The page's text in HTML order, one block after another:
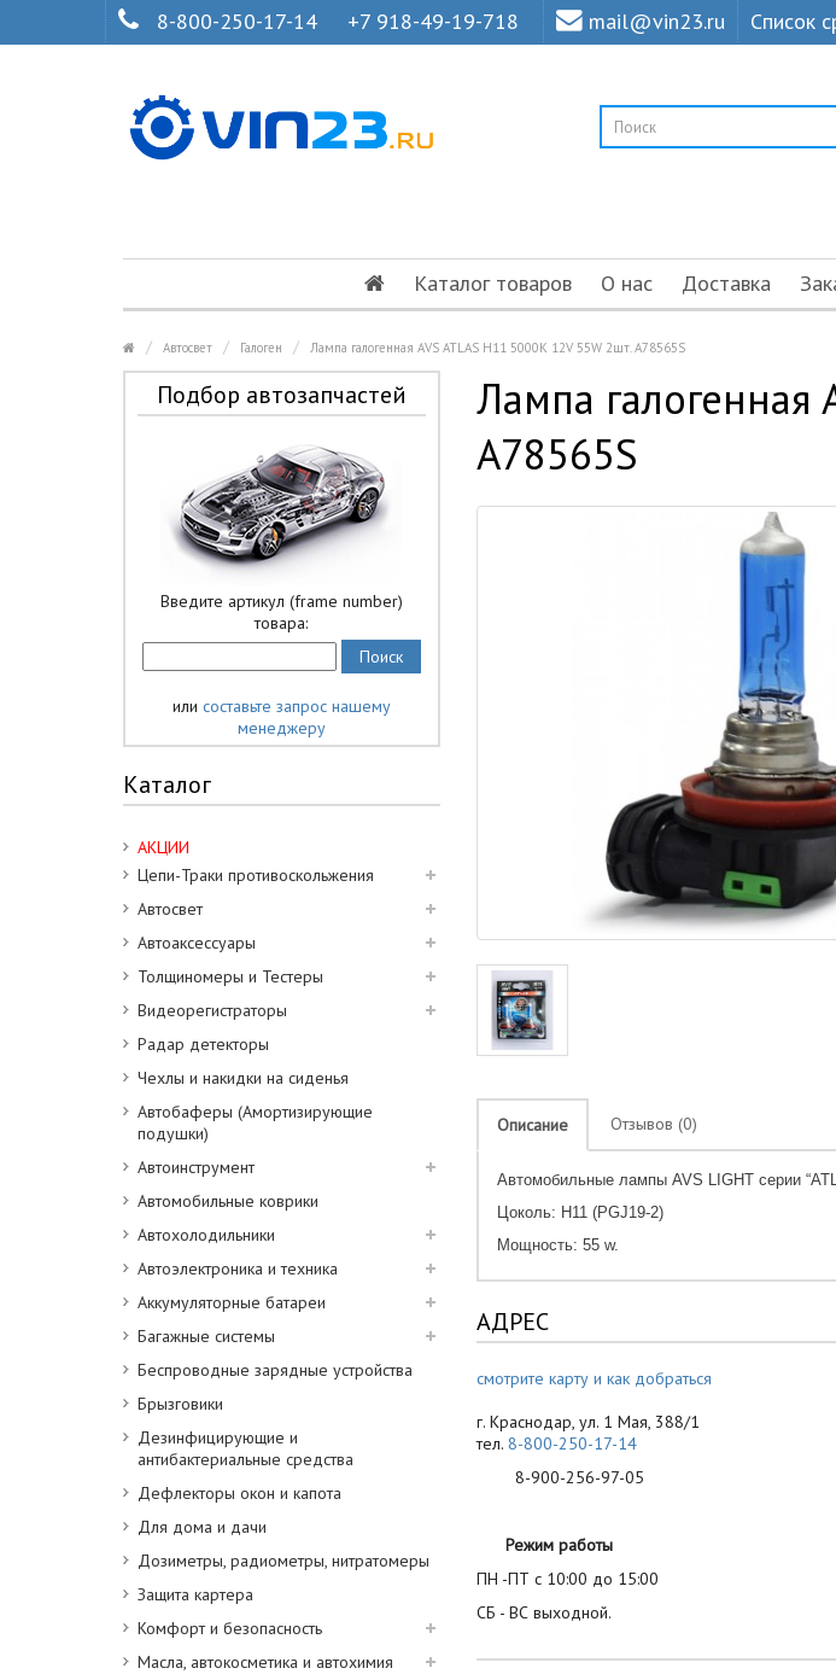
8-800-250-17-14 +7 918-49-19-718 mail@vin23.ru Список
Каталог товаров О нас Доставка
Автосвет Галоген Лампа галогенная AVS ATLAS H11 5000К 12V 55W 2шт. A78565S
Подбор автозапчастей
Введите артикул (frame number)
товара:
или составьте запрос нашему
менеджеру
Каталог
АКЦИИ
Цепи-Траки противоскольжения
Автосвет
Автоаксессуары
Толщиномеры и Тестеры
Видеорегистраторы
Радар детекторы
Чехлы и накидки на сиденья
Автобаферы (Амортизирующие
подушки)
Автоинструмент
Автомобильные коврики
Автохолодильники
Автоэлектроника и техника
Аккумуляторные батареи
Багажные системы
Беспроводные зарядные устройства
Брызговики
Дезинфицирующие и
антибактериальные средства
Дефлекторы окон и капота
Для дома и дачи
Дозиметры, радиометры, нитратомеры
Защита картера
Комфорт и безопасность
Масла, автокосметика и автохимия
Лампа галогенная
A78565S
Описание Отзывов (0)
Автомобильные лампы AVS LIGHT серии
Цоколь: H11 (PGJ19-2)
Мощность: 55 w.
АДРЕС
смотрите карту и как добраться
г. Краснодар, ул. 1 Мая, 388/1
тел. 8-800-250-17-14
8-900-256-97-05
Режим работы
ПН -ПТ с 10:00 до 15:00
СБ - ВС выходной.